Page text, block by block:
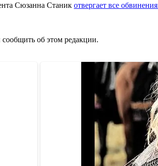
Сюзанна Станик отвергает все обвинения
об этом редакции.